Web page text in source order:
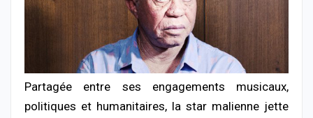
Partagée entre ses engagements musicaux,
politiques et humanitaires, la star malienne jette